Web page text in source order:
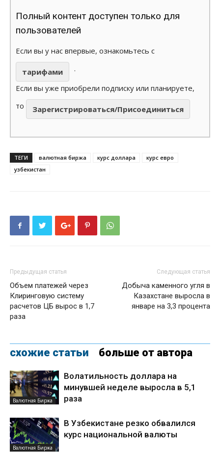
Полный контент доступен только для
пользователей
Если вы у нас впервые, ознакомьтесь с
тарифами
.
Если вы уже приобрели подписку или планируете,
то
Зарегистрироваться/Присоединиться
ТЕГИ валютная биржа курс доллара
курс евро
узбекистан
Предыдущая статья
Объем платежей через
Клиринговую систему
расчетов ЦБ вырос в 1,7
раза
Следующая статья
Добыча каменного угля в
Казахстане выросла в
январе на 3,3 процента
схожие статьи больше от автора
Валютная Биржа
Волатильность доллара на
минувшей неделе выросла в 5,1
раза
Валютная Биржа
В Узбекистане резко обвалился
курс национальной валюты